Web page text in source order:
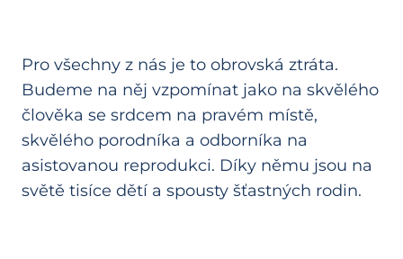
Pro všechny z nás je to obrovská ztráta.
Budeme na něj vzpomínat jako na skvělého
člověka se srdcem na pravém místě,
skvělého porodníka a odborníka na
asistovanou reprodukci. Díky němu jsou na
světě tisíce dětí a spousty šťastných rodin.